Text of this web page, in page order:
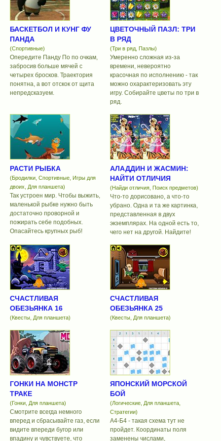
БАСКЕТБОЛ И КУНГ ФУ
ПАНДА
(Спортивные)
Опередите Панду По по очкам,
забросив больше мячей с
четырех бросков. Траектория
понятна, а вот отскок от щита
непредсказуем.
ЦВЕТОЧНЫЙ ПАЗЛ: ТРИ
В РЯД
(Три в ряд, Пазлы)
Умеренно сложная из-за
времени, невероятно
красочная по исполнению - так
можно охарактеризовать эту
игру. Собирайте цветы по три в
ряд.
РАСТИ РЫБКА
(Бродилки, Спортивные, Игры для
двоих, Для планшета)
Так устроен мир. Чтобы выжить,
маленькой рыбке нужно быть
достаточно проворной и
пожирать себе подобных.
Опасайтесь крупных рыб!
АЛАДДИН И ЖАСМИН:
НАЙТИ ОТЛИЧИЯ
(Найди отличия, Поиск предметов)
Что-то дорисовано, а что-то
убрано. Одна и та же картинка,
представленная в двух
экземплярах. На одной есть то,
чего нет на другой. Найдите!
СЧАСТЛИВАЯ
ОБЕЗЬЯНКА 16
(Квесты, Для планшета)
СЧАСТЛИВАЯ
ОБЕЗЬЯНКА 25
(Квесты, Для планшета)
ГОНКИ НА МОНСТР
ТРАКЕ
(Гонки, Для планшета)
Смотрите всегда немного
вперед и сбрасывайте газ, если
видите впереди бугор или
впадину и чувствуете, что
ЯПОНСКИЙ МОРСКОЙ
БОЙ
(Логические, Для планшета,
Стратегии)
А4-Б4 - такая схема тут не
пройдет. Координаты поля
заменены числами,